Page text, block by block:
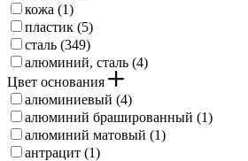
кожа (1)
пластик (5)
сталь (349)
алюминий, сталь (4)
Цвет основания
алюминиевый (4)
алюминий брашированный (1)
алюминий матовый (1)
антрацит (1)